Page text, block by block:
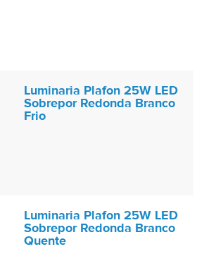
Luminaria Plafon 25W LED
Sobrepor Redonda Branco
Frio
Luminaria Plafon 25W LED
Sobrepor Redonda Branco
Quente